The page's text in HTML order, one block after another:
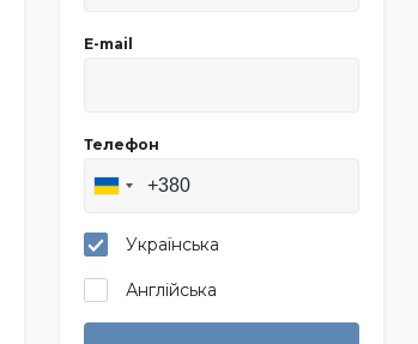
E-mail
Телефон
Українська
Англійська